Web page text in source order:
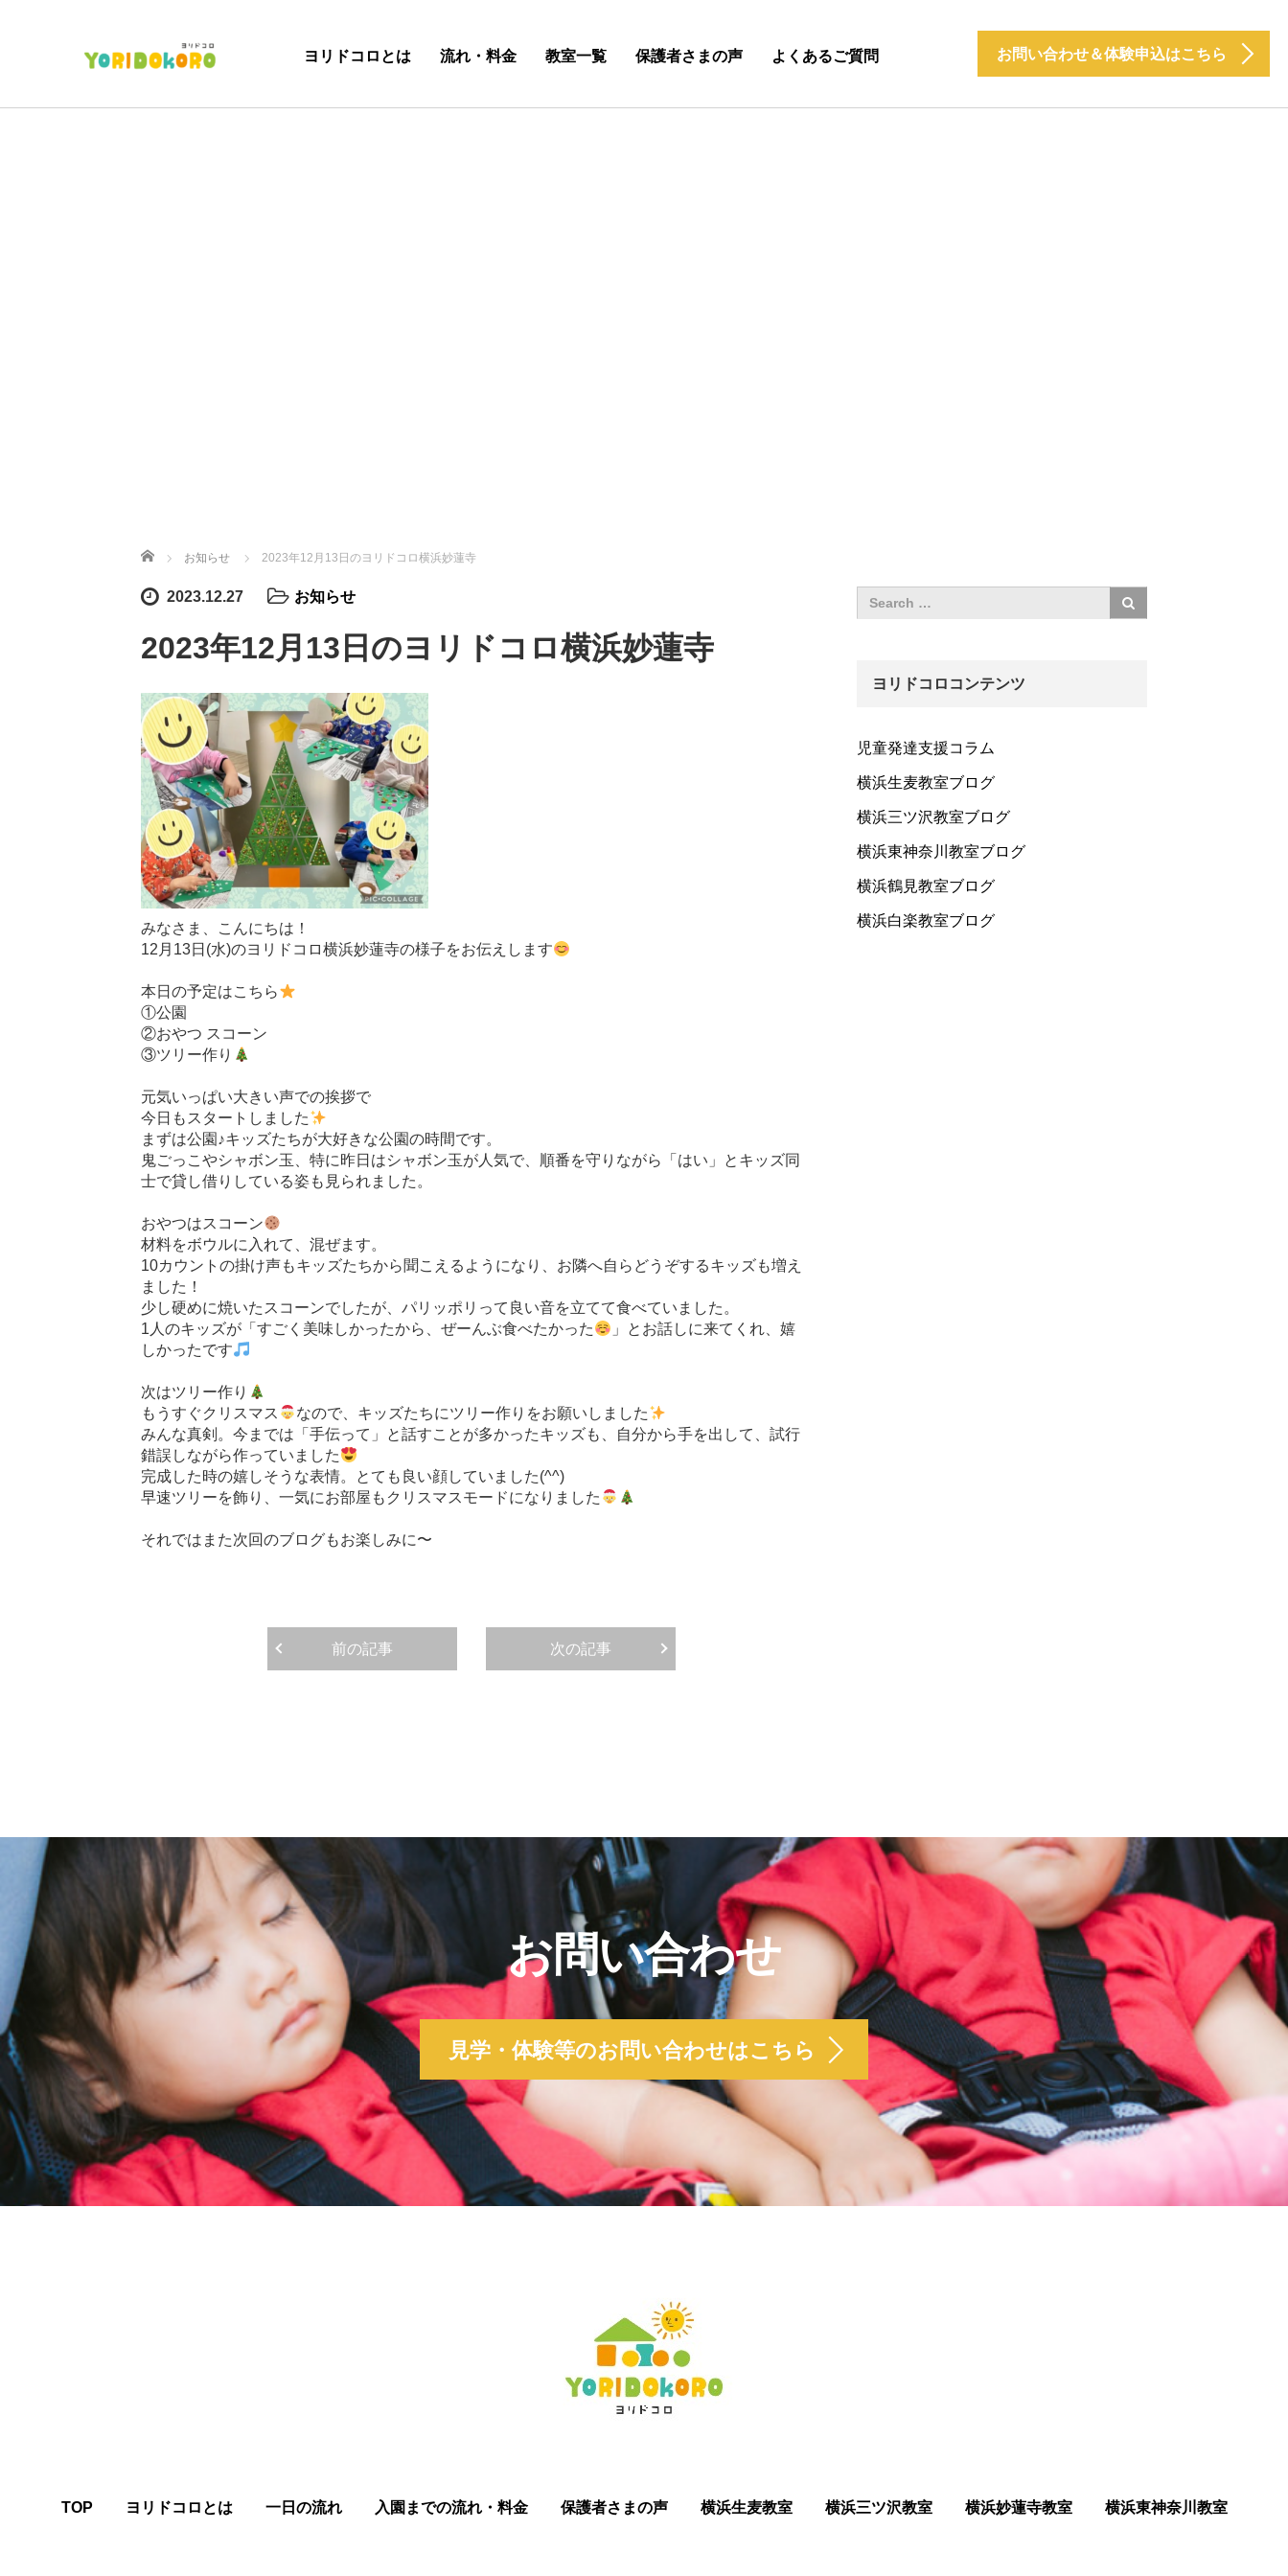
ヨリドコロとは 流れ・料金 教室一覧 保護者さまの声 よくあるご質問 お問い合わせ＆体験申込はこちら
ホーム お知らせ 2023年12月13日のヨリドコロ横浜妙蓮寺
2023.12.27 お知らせ
2023年12月13日のヨリドコロ横浜妙蓮寺
みなさま、こんにちは！
12月13日(水)のヨリドコロ横浜妙蓮寺の様子をお伝えします
本日の予定はこちら
①公園
②おやつ スコーン
③ツリー作り
元気いっぱい大きい声での挨拶で
今日もスタートしました
まずは公園♪キッズたちが大好きな公園の時間です。
鬼ごっこやシャボン玉、特に昨日はシャボン玉が人気で、順番を守りながら「はい」とキッズ同
士で貸し借りしている姿も見られました。
おやつはスコーン
材料をボウルに入れて、混ぜます。
10カウントの掛け声もキッズたちから聞こえるようになり、お隣へ自らどうぞするキッズも増え
ました！
少し硬めに焼いたスコーンでしたが、パリッポリって良い音を立てて食べていました。
1人のキッズが「すごく美味しかったから、ぜーんぶ食べたかった
」とお話しに来てくれ、嬉
しかったです
次はツリー作り
もうすぐクリスマス
なので、キッズたちにツリー作りをお願いしました
みんな真剣。今までは「手伝って」と話すことが多かったキッズも、自分から手を出して、試行
錯誤しながら作っていました
完成した時の嬉しそうな表情。とても良い顔していました(^^)
早速ツリーを飾り、一気にお部屋もクリスマスモードになりました
それではまた次回のブログもお楽しみに〜
前の記事 次の記事
ヨリドコロコンテンツ
児童発達支援コラム
横浜生麦教室ブログ
横浜三ツ沢教室ブログ
横浜東神奈川教室ブログ
横浜鶴見教室ブログ
横浜白楽教室ブログ
お問い合わせ
見学・体験等のお問い合わせはこちら
TOP ヨリドコロとは 一日の流れ 入園までの流れ・料金 保護者さまの声 横浜生麦教室 横浜三ツ沢教室 横浜妙蓮寺教室 横浜東神奈川教室